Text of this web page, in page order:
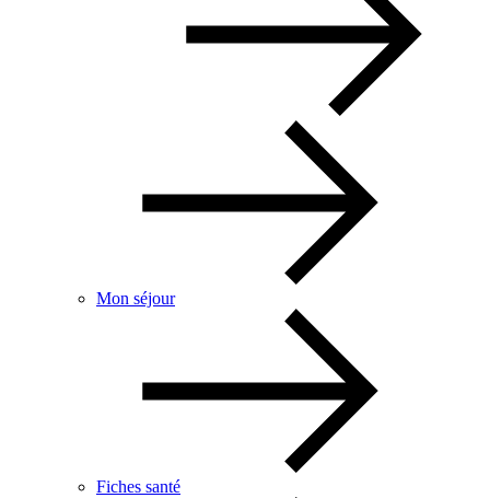
Mon séjour
Fiches santé